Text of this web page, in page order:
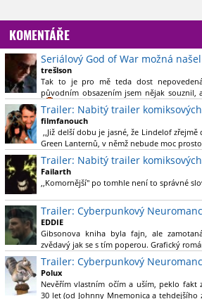
KOMENTÁŘE
Seriálový God of War možná
trešlson
Tak to je pro mě teda dost
původním obsazením jsem nějak souznil,
Trailer: Nabitý trailer
filmfanouch
,,Již delší dobu je jasné, že Lindelof
Green Lanternů, v němž nebude moc
více se ovšem bude moci nová adaptace
Green Lanterna s Ryanem
nesrozumitelného?
Trailer: Nabitý trailer
Failarth
,,Komornější" po tomhle není to správné
Nebál bych se říct, že to vypadá skvěle jak
tak i formou.
Výběr Ulricha Tomsena pro mě velké
bravo.
Chandler je lepší a lepší s každou novou
Komiksy to mají ted´těžké, paradoxně
(DC nebo MCU to je buřt) , ale
Trailer: Cyberpunkový
EDDIE
Gibsonova kniha byla fajn, ale
zvědavý jak se s tím poperou. Grafický
Trailer: Cyberpunkový
Polux
Nevěřím vlastním očím a uším, peklo fakt
30 let (od Johnny Mnemonica a tehdejšího